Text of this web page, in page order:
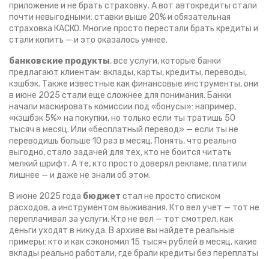
приложение и не брать страховку. А вот автокредиты стали
почти невыгодными: ставки выше 20% и обязательная
страховка КАСКО. Многие просто перестали брать кредиты и
стали копить — и это оказалось умнее.
банковские продукты,все услуги, которые банки
предлагают клиентам: вклады, карты, кредиты, переводы,
кэшбэк. Также известные какфинансовые инструменты, они
в июне 2025 стали еще сложнее для понимания. Банки
начали маскировать комиссии под «бонусы»: например,
«кэшбэк 5%» на покупки, но только если ты тратишь 50
тысяч в месяц. Или «бесплатный перевод» — если ты не
переводишь больше 10 раз в месяц. Понять, что реально
выгодно, стало задачей для тех, кто не боится читать
мелкий шрифт. А те, кто просто доверял рекламе, платили
лишнее — и даже не знали об этом.
В июне 2025 года бюджет стал не просто списком
расходов, а инструментом выживания. Кто вел учет — тот не
переплачивал за услуги. Кто не вел — тот смотрел, как
деньги уходят в никуда. В архиве вы найдете реальные
примеры: кто и как сэкономил 15 тысяч рублей в месяц, какие
вклады реально работали, где брали кредиты без переплаты